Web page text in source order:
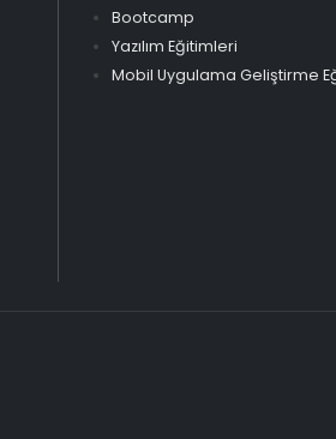
Bootcamp
Yazılım Eğitimleri
Mobil Uygulama Geliştirme